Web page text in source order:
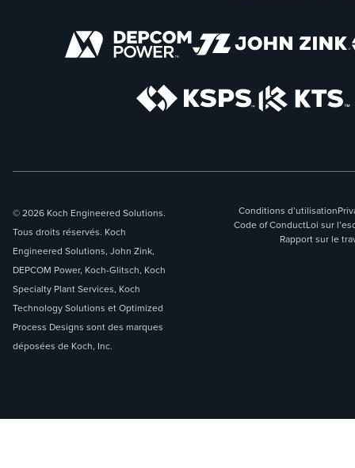
© 2026 Koch Engineered Solutions.
Tous droits réservés. Koch
Engineered Solutions, John Zink,
DEPCOM Power, Koch-Glitsch, Koch
Specialty Plant Services, Koch
Technology Solutions et Optimized
Process Designs sont des marques
déposées de Koch, Inc.
Conditions d’utilisation
Code of ConductLoi sur
Rapport sur le